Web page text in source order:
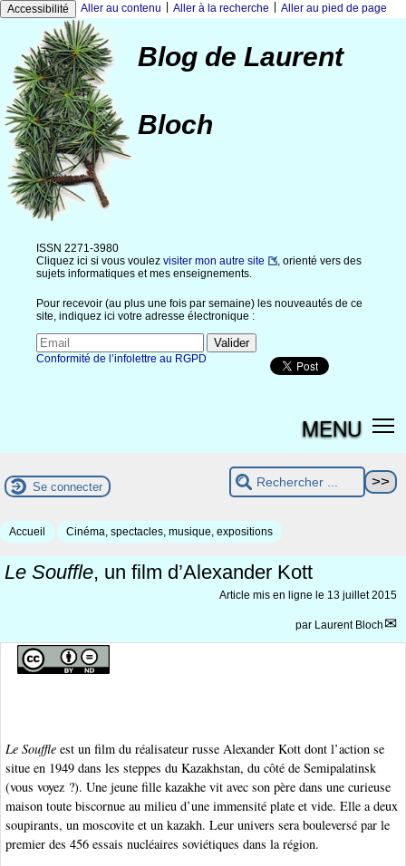
Accessibilité Aller au contenu Aller à la recherche Aller au pied de page
Blog de Laurent
Bloch
ISSN 2271-3980
Cliquez ici si vous voulez visiter mon autre site
, orienté vers des
sujets informatiques et mes enseignements.
Pour recevoir (au plus une fois par semaine) les nouveautés de ce
site, indiquez ici votre adresse électronique :
Conformité de l’infolettre au RGPD
MENU
Se connecter
Accueil Cinéma, spectacles, musique, expositions
Le Souffle, un film d’Alexander Kott
Article mis en ligne le 13 juillet 2015
par Laurent Bloch
Le Souffle est un film du réalisateur russe Alexander Kott dont l’action se
situe en 1949 dans les steppes du Kazakhstan, du côté de Semipalatinsk
(vous voyez ?). Une jeune fille kazakhe vit avec son père dans une curieuse
maison toute biscornue au milieu d’une immensité plate et vide. Elle a deux
soupirants, un moscovite et un kazakh. Leur univers sera bouleversé par le
premier des 456 essais nucléaires soviétiques dans la région.